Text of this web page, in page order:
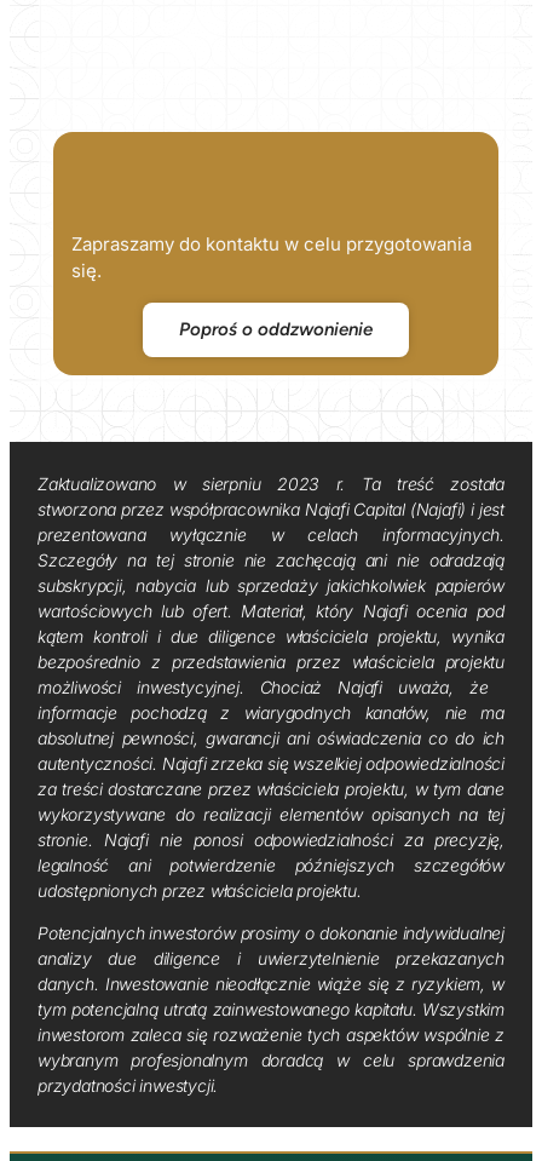
Zapraszamy do kontaktu w celu przygotowania
się.
Poproś o oddzwonienie
Zaktualizowano w sierpniu 2023 r. Ta treść została
stworzona przez współpracownika Najafi Capital (Najafi) i jest
prezentowana wyłącznie w celach informacyjnych.
Szczegóły na tej stronie nie zachęcają ani nie odradzają
subskrypcji, nabycia lub sprzedaży jakichkolwiek papierów
wartościowych lub ofert. Materiał, który Najafi ocenia pod
kątem kontroli i due diligence właściciela projektu, wynika
bezpośrednio z przedstawienia przez właściciela projektu
możliwości inwestycyjnej. Chociaż Najafi uważa, że ​​
informacje pochodzą z wiarygodnych kanałów, nie ma
absolutnej pewności, gwarancji ani oświadczenia co do ich
autentyczności. Najafi zrzeka się wszelkiej odpowiedzialności
za treści dostarczane przez właściciela projektu, w tym dane
wykorzystywane do realizacji elementów opisanych na tej
stronie. Najafi nie ponosi odpowiedzialności za precyzję,
legalność ani potwierdzenie późniejszych szczegółów
udostępnionych przez właściciela projektu.
Potencjalnych inwestorów prosimy o dokonanie indywidualnej
analizy due diligence i uwierzytelnienie przekazanych
danych. Inwestowanie nieodłącznie wiąże się z ryzykiem, w
tym potencjalną utratą zainwestowanego kapitału. Wszystkim
inwestorom zaleca się rozważenie tych aspektów wspólnie z
wybranym profesjonalnym doradcą w celu sprawdzenia
przydatności inwestycji.